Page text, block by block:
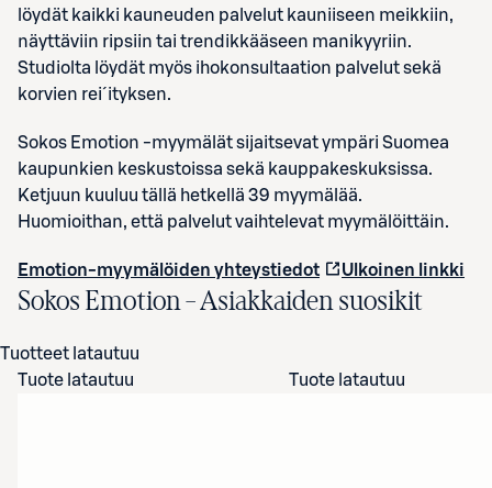
löydät kaikki kauneuden palvelut kauniiseen meikkiin,
näyttäviin ripsiin tai trendikkääseen manikyyriin.
Studiolta löydät myös ihokonsultaation palvelut sekä
korvien rei´ityksen.
Sokos Emotion -myymälät sijaitsevat ympäri Suomea
kaupunkien keskustoissa sekä kauppakeskuksissa.
Ketjuun kuuluu tällä hetkellä 39 myymälää.
Huomioithan, että palvelut vaihtelevat myymälöittäin.
Emotion-myymälöiden yhteystiedot Ulkoinen linkki
Sokos Emotion – Asiakkaiden suosikit
Tuotteet latautuu
Tuote latautuu
Tuote latautuu